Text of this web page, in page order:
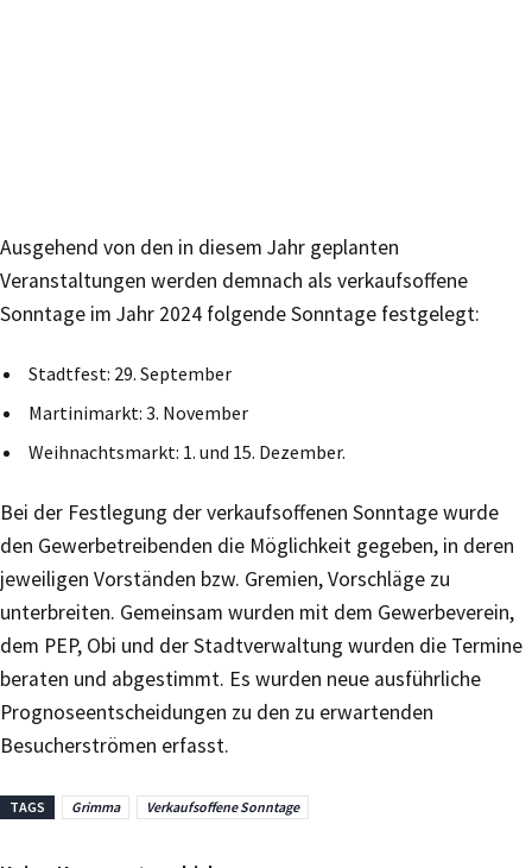
Ausgehend von den in diesem Jahr geplanten
Veranstaltungen werden demnach als verkaufsoffene
Sonntage im Jahr 2024 folgende Sonntage festgelegt:
Stadtfest: 29. September
Martinimarkt: 3. November
Weihnachtsmarkt: 1. und 15. Dezember.
Bei der Festlegung der verkaufsoffenen Sonntage wurde
den Gewerbetreibenden die Möglichkeit gegeben, in deren
jeweiligen Vorständen bzw. Gremien, Vorschläge zu
unterbreiten. Gemeinsam wurden mit dem Gewerbeverein,
dem PEP, Obi und der Stadtverwaltung wurden die Termine
beraten und abgestimmt. Es wurden neue ausführliche
Prognoseentscheidungen zu den zu erwartenden
Besucherströmen erfasst.
TAGS Grimma Verkaufsoffene Sonntage